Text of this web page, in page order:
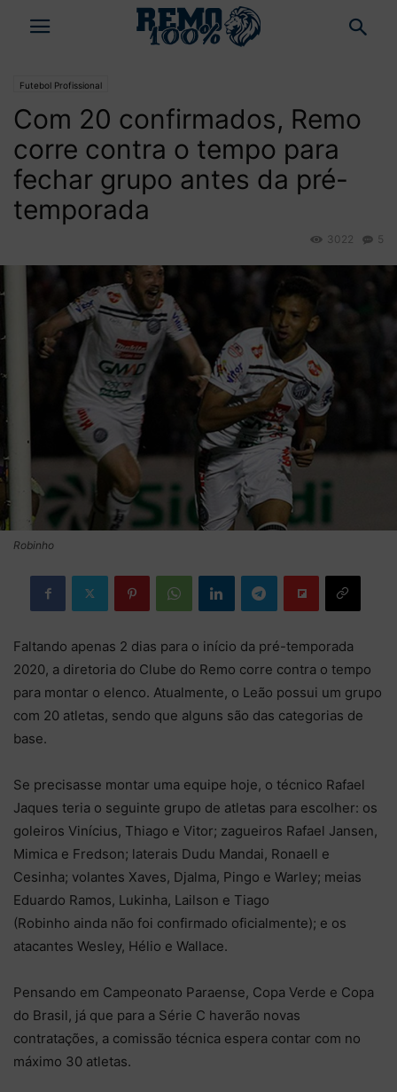
Futebol Profissional
Com 20 confirmados, Remo
corre contra o tempo para
fechar grupo antes da pré-
temporada
5
3022
Robinho
Faltando apenas 2 dias para o início da pré-temporada
2020, a diretoria do Clube do Remo corre contra o tempo
para montar o elenco. Atualmente, o Leão possui um grupo
com 20 atletas, sendo que alguns são das categorias de
base.
Se precisasse montar uma equipe hoje, o técnico Rafael
Jaques teria o seguinte grupo de atletas para escolher: os
goleiros Vinícius, Thiago e Vitor; zagueiros Rafael Jansen,
Mimica e Fredson; laterais Dudu Mandai, Ronaell e
Cesinha; volantes Xaves, Djalma, Pingo e Warley; meias
Eduardo Ramos, Lukinha, Lailson e Tiago
(Robinho ainda não foi confirmado oficialmente); e os
atacantes Wesley, Hélio e Wallace.
Pensando em Campeonato Paraense, Copa Verde e Copa
do Brasil, já que para a Série C haverão novas
contratações, a comissão técnica espera contar com no
máximo 30 atletas.